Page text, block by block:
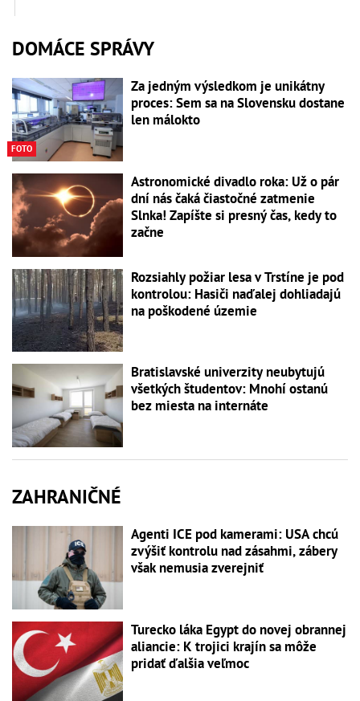
DOMÁCE SPRÁVY
FOTO
Za jedným výsledkom je unikátny
proces: Sem sa na Slovensku dostane
len málokto
Astronomické divadlo roka: Už o pár
dní nás čaká čiastočné zatmenie
Slnka! Zapíšte si presný čas, kedy to
začne
Rozsiahly požiar lesa v Trstíne je pod
kontrolou: Hasiči naďalej dohliadajú
na poškodené územie
Bratislavské univerzity neubytujú
všetkých študentov: Mnohí ostanú
bez miesta na internáte
ZAHRANIČNÉ
Agenti ICE pod kamerami: USA chcú
zvýšiť kontrolu nad zásahmi, zábery
však nemusia zverejniť
Turecko láka Egypt do novej obrannej
aliancie: K trojici krajín sa môže
pridať ďalšia veľmoc